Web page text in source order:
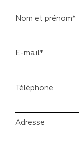
Nom et prénom*
E-mail*
Téléphone
Adresse